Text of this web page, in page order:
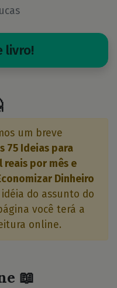
livro!
um breve
75 Ideias para
reais por mês e
Dinheiro
do assunto do
você terá a
online.
📖